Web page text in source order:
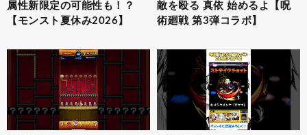
属性新限定の可能性も！？
【モンスト夏休み2026】
敵を殴る 真依 始めるよ【呪
術廻戦 第3弾コラボ】